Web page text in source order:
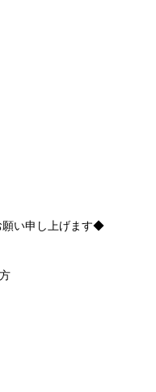
い申し上げます◆